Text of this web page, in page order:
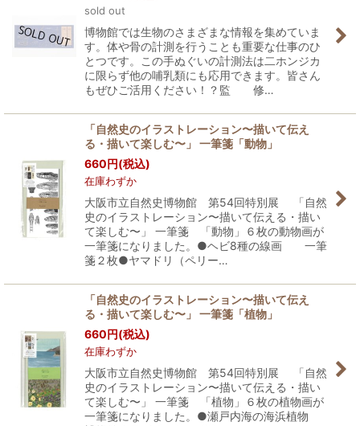
sold out
博物館では生物のさまざまな情報を集めていま
す。体や骨の計測を行うことも重要な仕事のひ
とつです。この手ぬぐいの計測法は二ホンジカ
に限らず他の哺乳類にも応用できます。皆さん
もぜひご活用ください！？監 修…
「自然史のイラストレーション〜描いて伝え
る・描いて楽しむ〜」 一筆箋「動物」
660円(税込)
在庫わずか
大阪市立自然史博物館 第54回特別展 「自然
史のイラストレーション〜描いて伝える・描い
て楽しむ〜」 一筆箋 「動物」６枚の動物画が
一筆箋になりました。●ヘビ8種の線画 一筆
箋２枚●ヤマドリ（ペリー…
「自然史のイラストレーション〜描いて伝え
る・描いて楽しむ〜」 一筆箋「植物」
660円(税込)
在庫わずか
大阪市立自然史博物館 第54回特別展 「自然
史のイラストレーション〜描いて伝える・描い
て楽しむ〜」 一筆箋 「植物」６枚の植物画が
一筆箋になりました。●瀬戸内海の海浜植物